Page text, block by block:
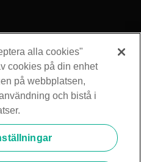
alla cookies"
cookies på din enhet
på webbplatsen,
och bistå i